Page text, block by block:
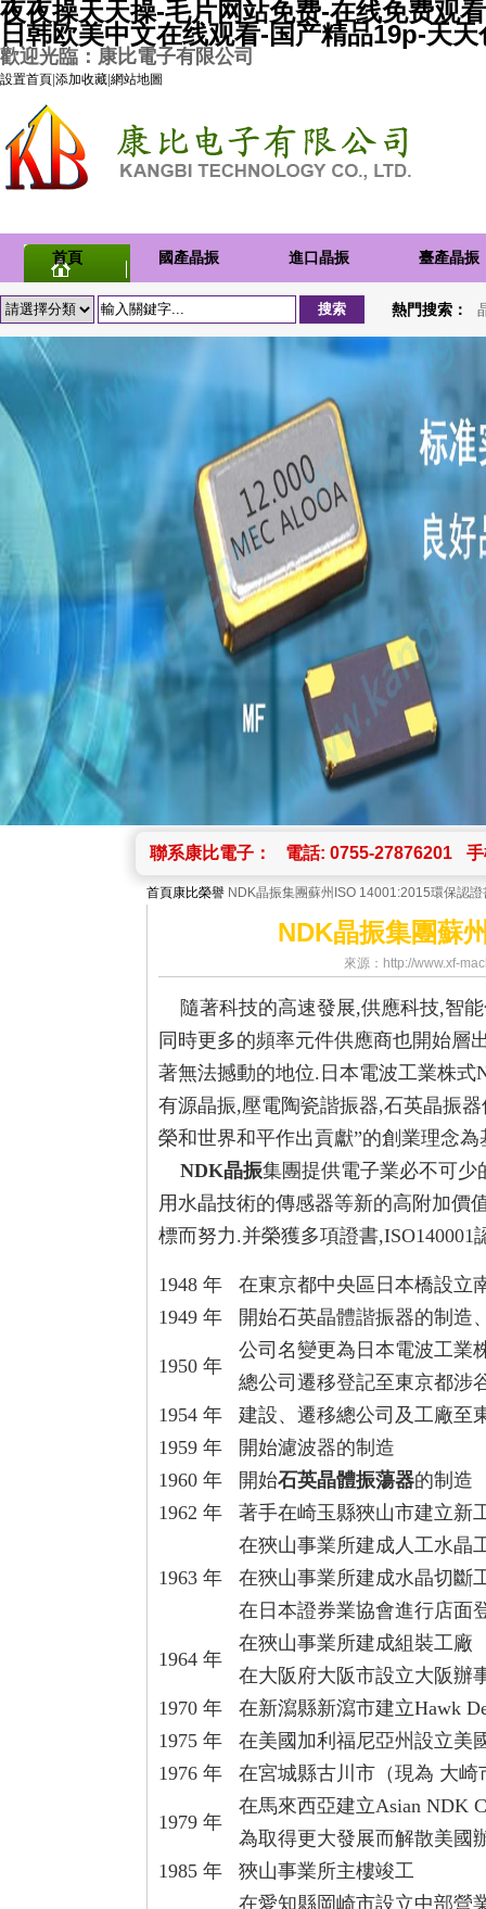
夜夜操天天操-毛片网站免费-在线免费观
日韩欧美中文在线观看-国产精品19p-天
歡迎光臨：康比電子有限公司
設置首頁 添加收藏 網站地圖
首頁 國產晶振 進口晶振 臺產晶振
熱門搜索：
聯系康比電子： 電話: 0755-27876201
首頁康比榮譽 NDK晶振集團蘇州ISO 14001:2015環保認證
NDK晶振集團蘇
來源：http://www.xf-
隨著科技的高速發展,供應科技,智
同時更多的頻率元件供應商也開始層
著無法撼動的地位.日本電波工業株
有源晶振,壓電陶瓷諧振器,石英晶振器
榮和世界和平作出貢獻”的創業理念為
NDK晶振集團提供電子業必不可少
用水晶技術的傳感器等新的高附加價
標而努力.并榮獲多項證書,ISO140001
1948 年
在東京都中央區日本橋設立
1949 年
開始石英晶體諧振器的制造
1950 年
公司名變更為日本電波工業
總公司遷移登記至東京都涉
1954 年
建設、遷移總公司及工廠至
1959 年
開始濾波器的制造
1960 年
開始石英晶體振蕩器的制造
1962 年
著手在崎玉縣狹山市建立新
1963 年
在狹山事業所建成人工水晶
在狹山事業所建成水晶切斷
在日本證券業協會進行店面
1964 年
在狹山事業所建成組裝工廠
在大阪府大阪市設立大阪辦
1970 年
在新瀉縣新瀉市建立Hawk
1975 年
在美國加利福尼亞州設立美
1976 年
在宮城縣古川市（現為 大
1979 年
在馬來西亞建立Asian NDK
為取得更大發展而解散美國
1985 年
狹山事業所主樓竣工
在愛知縣岡崎市設立中部營